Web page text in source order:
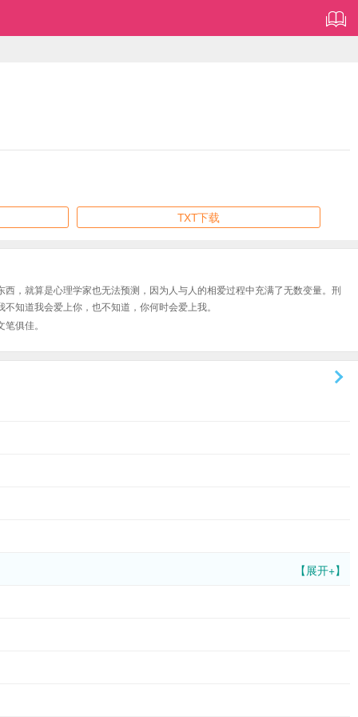
TXT下载
，就算是心理学家也无法预测，因为人与人的相爱过程中充满了无数变量。刑
知道我会爱上你，也不知道，你何时会爱上我。
俱佳。
【展开+】